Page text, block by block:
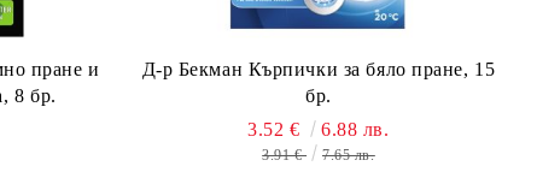
пране и
8 бр.
Д-р Бекман Кърпички за бяло пране, 15
бр.
3.52 € 6.88 лв.
3.91 € 7.65 лв.